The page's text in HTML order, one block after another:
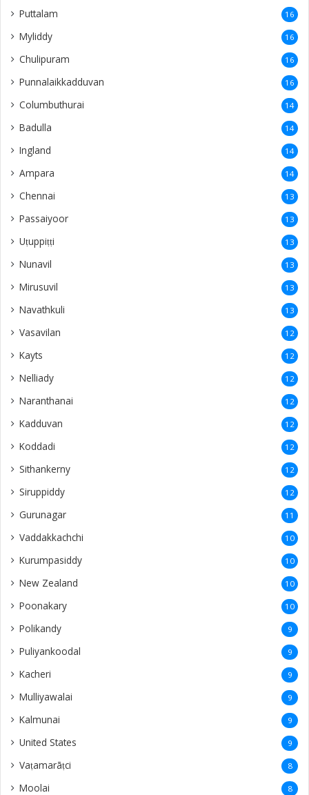
Puttalam 16
Myliddy 16
Chulipuram 16
Punnalaikkadduvan 16
Columbuthurai 14
Badulla 14
Ingland 14
Ampara 14
Chennai 13
Passaiyoor 13
Uṭuppiṭṭi 13
Nunavil 13
Mirusuvil 13
Navathkuli 13
Vasavilan 12
Kayts 12
Nelliady 12
Naranthanai 12
Kadduvan 12
Koddadi 12
Sithankerny 12
Siruppiddy 12
Gurunagar 11
Vaddakkachchi 10
Kurumpasiddy 10
New Zealand 10
Poonakary 10
Polikandy 9
Puliyankoodal 9
Kacheri 9
Mulliyawalai 9
Kalmunai 9
United States 9
Vaṭamarāṭci 8
Moolai 8